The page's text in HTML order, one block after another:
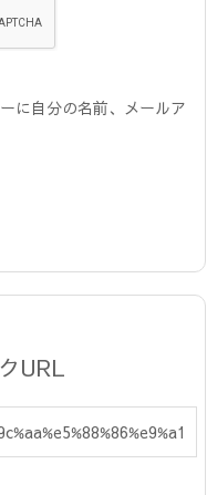
に自分の名前、メールア
URL